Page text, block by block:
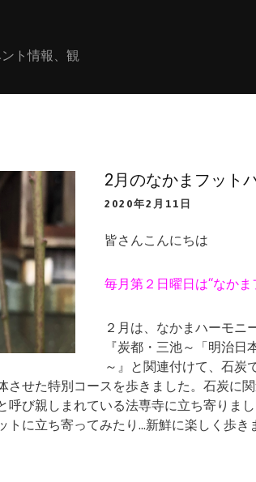
ト情報、観
2月のなかまフット
2020年2月11日
皆さんこんにちは
毎月第２日曜日は“なかま
２月は、なかまハーモニ
『炭都・三池～「明治日
～』と関連付けて、石炭
させた特別コースを歩きました。石炭に
呼び親しまれている法専寺に立ち寄りま
トに立ち寄ってみたり…新鮮に楽しく歩き